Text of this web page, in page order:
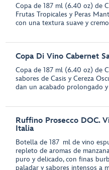
Copa de 187 ml (6.40 oz) de
Frutas Tropicales y Peras
con una textura suave y
Copa Di Vino Cabernet
Copa de 187 ml (6.40 oz) de
sabores de Casis y Cereza
dan un acabado prolongado
Ruffino Prosecco DOC.
Italia
Botella de 187 ml de vino
repleto de aromas de
puro y delicado, con finas
paladar y sabores intensos a